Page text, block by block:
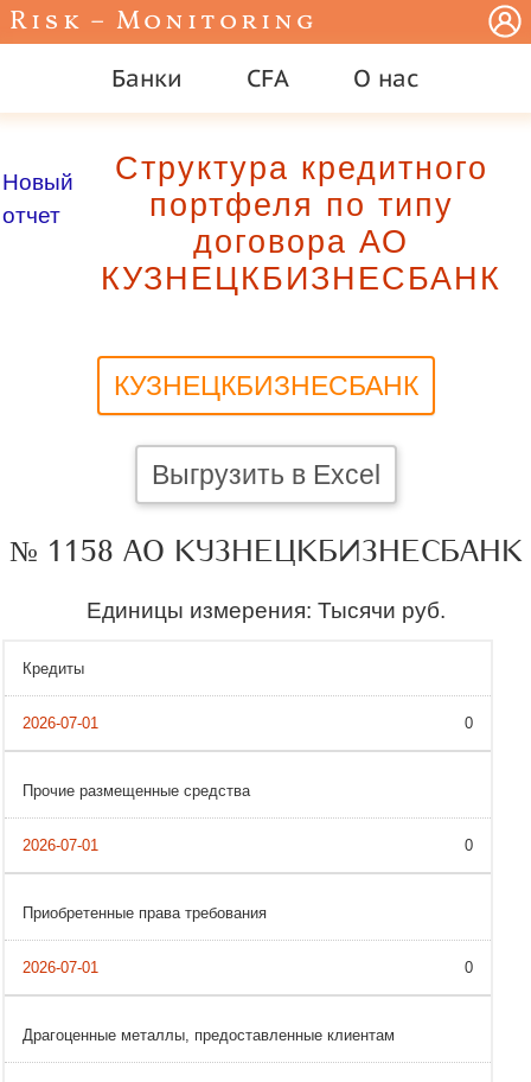
Risk – Monitoring
Банки CFA О нас
Новый
отчет
Структура кредитного
портфеля по типу
договора АО
КУЗНЕЦКБИЗНЕСБАНК
КУЗНЕЦКБИЗНЕСБАНК
Выгрузить в Excel
№ 1158 АО КУЗНЕЦКБИЗНЕСБАНК
Единицы измерения: Тысячи руб.
Кредиты
0
Прочие размещенные средства
0
Приобретенные права требования
0
Драгоценные металлы, предоставленные клиентам